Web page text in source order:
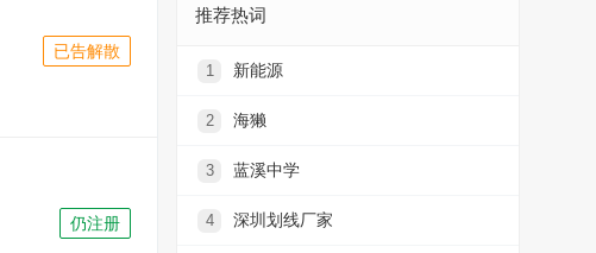
已告解散
仍注册
推荐热词
1 新能源
2 海獭
3 蓝溪中学
4 深圳划线厂家